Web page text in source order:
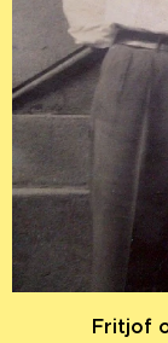
Fritjof